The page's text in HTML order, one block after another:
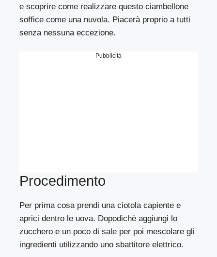
e scoprire come realizzare questo ciambellone
soffice come una nuvola. Piacerà proprio a tutti
senza nessuna eccezione.
Pubblicità
Procedimento
Per prima cosa prendi una ciotola capiente e
aprici dentro le uova. Dopodichè aggiungi lo
zucchero e un poco di sale per poi mescolare gli
ingredienti utilizzando uno sbattitore elettrico.